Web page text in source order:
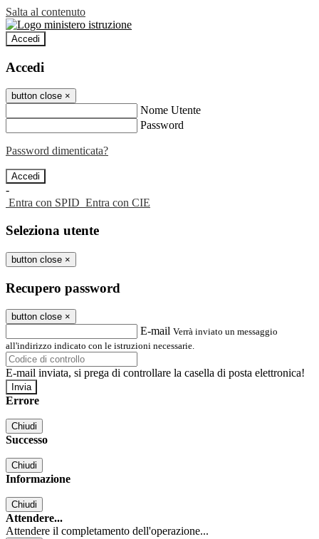
Salta al contenuto
Accedi
Accedi
button close ×
Nome Utente
Password
Password dimenticata?
-
Entra con SPID Entra con CIE
Seleziona utente
button close ×
Recupero password
button close ×
E-mail Verrà inviato un messaggio
all'indirizzo indicato con le istruzioni necessarie.
E-mail inviata, si prega di controllare la casella di posta elettronica!
Errore
Chiudi
Successo
Chiudi
Informazione
Chiudi
Attendere...
Attendere il completamento dell'operazione...